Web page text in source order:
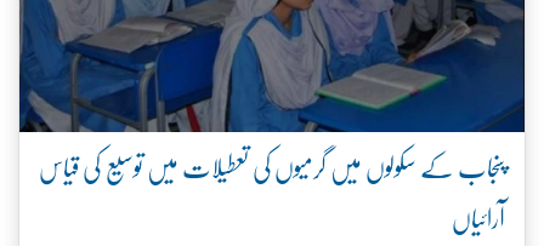
پنجاب کے سکولوں میں گرمیوں کی تعطیلات میں توسیع کی قیاس
آرائیاں